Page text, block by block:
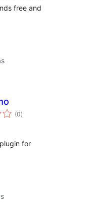
free and
(0valoracións
totais
)
for